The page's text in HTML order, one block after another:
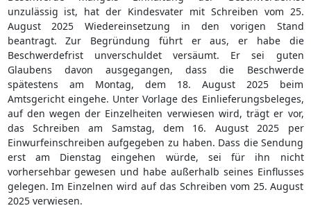
unzulässig ist, hat der Kindesvater mit Schreiben vom 25.
August 2025 Wiedereinsetzung in den vorigen Stand
beantragt. Zur Begründung führt er aus, er habe die
Beschwerdefrist unverschuldet versäumt. Er sei guten
Glaubens davon ausgegangen, dass die Beschwerde
spätestens am Montag, dem 18. August 2025 beim
Amtsgericht eingehe. Unter Vorlage des Einlieferungsbeleges,
auf den wegen der Einzelheiten verwiesen wird, trägt er vor,
das Schreiben am Samstag, dem 16. August 2025 per
Einwurfeinschreiben aufgegeben zu haben. Dass die Sendung
erst am Dienstag eingehen würde, sei für ihn nicht
vorhersehbar gewesen und habe außerhalb seines Einflusses
gelegen. Im Einzelnen wird auf das Schreiben vom 25. August
2025 verwiesen.